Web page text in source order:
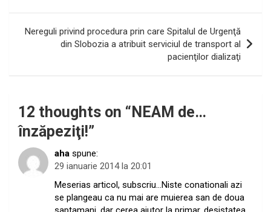
articole
Nereguli privind procedura prin care Spitalul de Urgenţă
din Slobozia a atribuit serviciul de transport al
pacienţilor dializaţi
12 thoughts on “ NEAM de…
înzăpeziţi!”
aha spune:
29 ianuarie 2014 la 20:01
Meserias articol, subscriu…Niste conationali azi
se plangeau ca nu mai are muierea san de doua